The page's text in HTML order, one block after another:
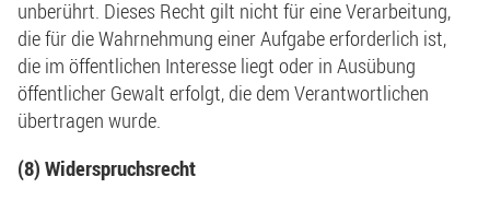
unberührt. Dieses Recht gilt nicht für eine Verarbeitung,
die für die Wahrnehmung einer Aufgabe erforderlich ist,
die im öffentlichen Interesse liegt oder in Ausübung
öffentlicher Gewalt erfolgt, die dem Verantwortlichen
übertragen wurde.
(8) Widerspruchsrecht